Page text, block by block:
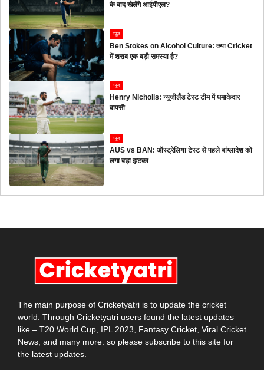
के बाद खेलेंगे आईपीएल?
न्यूज
Ben Stokes on Alcohol Culture: क्या Cricket
में शराब एक बड़ी समस्या है?
न्यूज
Henry Nicholls: न्यूजीलैंड टेस्ट टीम में धमाकेदार
वापसी
न्यूज
AUS vs BAN: ऑस्ट्रेलिया टेस्ट से पहले बांग्लादेश को
लगा बड़ा झटका
The main purpose of Cricketyatri is to update the cricket
world. Through Cricketyatri users found the latest updates
like – T20 World Cup, IPL 2023, Fantasy Cricket, Viral Cricket
News, and many more. so please subscribe to this site for
the latest updates.